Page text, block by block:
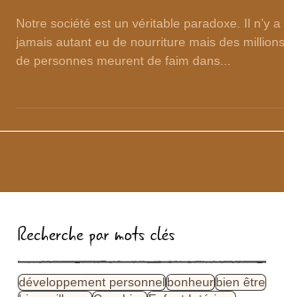
même?
Notre société est un véritable paradoxe. Il n’y a
jamais autant eu de nourriture mais des millions
Recherche par mots clés